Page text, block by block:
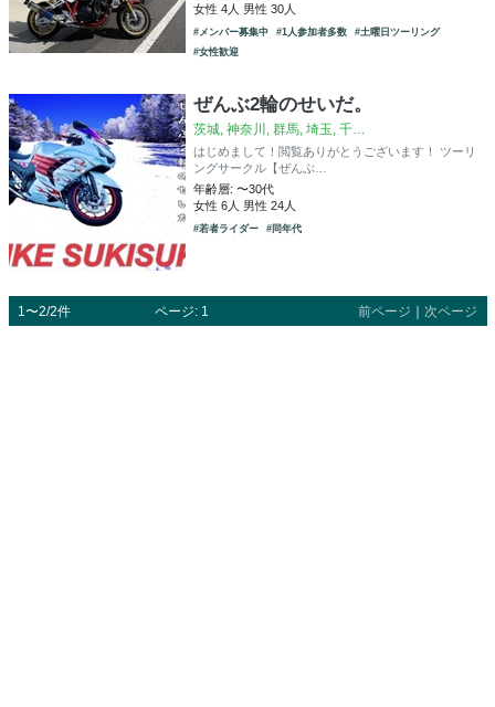
女性 4人 男性 30人
#メンバー募集中 #1人参加者多数
#土曜日ツーリング
#女性歓迎
ぜんぶ2輪のせいだ。
茨城, 神奈川, 群馬, 埼玉, 千…
はじめまして！閲覧ありがとうございます！ ツーリ
ングサークル【ぜんぶ…
年齢層: 〜30代
女性 6人 男性 24人
#若者ライダー #同年代
1〜2/2件 ページ: 1 前ページ ｜ 次ページ